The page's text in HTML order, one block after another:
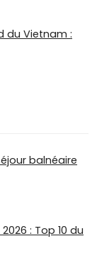
du Vietnam :
balnéaire
: Top 10 du